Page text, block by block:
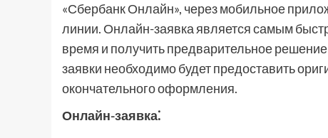
«Сбербанк Онлайн», через мобильное
линии. Онлайн-заявка является самым
время и получить предварительное
заявки необходимо будет предоставить
окончательного оформления.
Онлайн-заявка⁚